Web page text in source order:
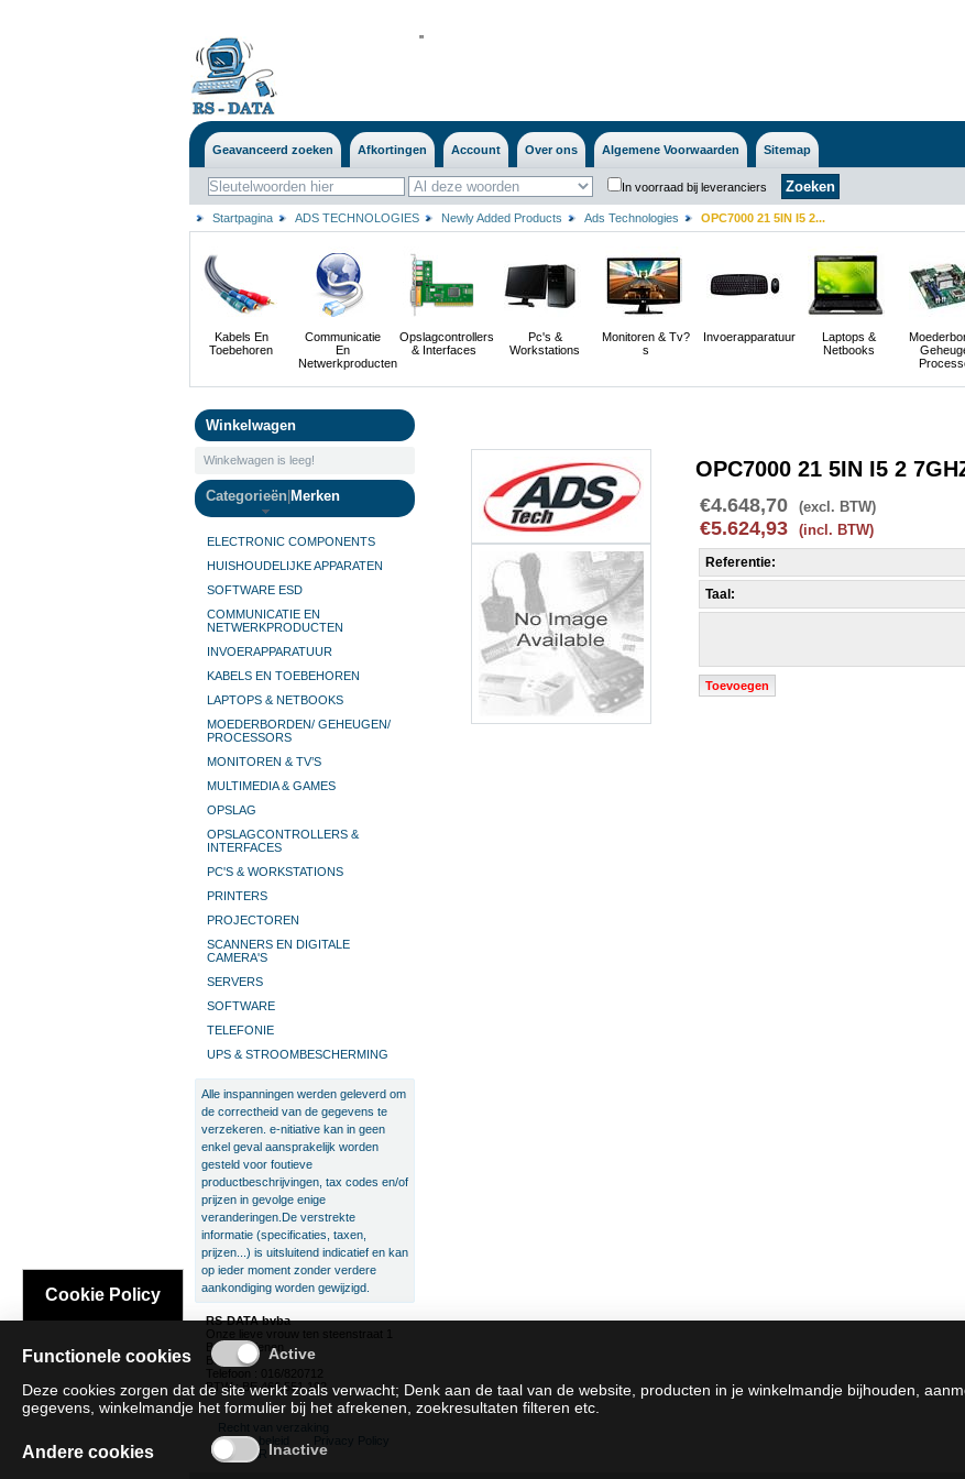
''
Geavanceerd zoeken Afkortingen Account Over ons Algemene Voorwaarden Sitemap
In voorraad bij leveranciers
Startpagina ADS TECHNOLOGIES Newly Added Products Ads Technologies OPC7000 21 5IN I5 2...
Kabels En
Toebehoren
Communicatie
En
Netwerkproducten
Opslagcontrollers
& Interfaces
Pc's &
Workstations
Monitoren & Tv?
s
Invoerapparatuur
Laptops &
Netbooks
Winkelwagen
Winkelwagen is leeg!
Categorieën Merken
ELECTRONIC COMPONENTS
HUISHOUDELIJKE APPARATEN
SOFTWARE ESD
COMMUNICATIE EN
NETWERKPRODUCTEN
INVOERAPPARATUUR
KABELS EN TOEBEHOREN
LAPTOPS & NETBOOKS
MOEDERBORDEN/ GEHEUGEN/
PROCESSORS
MONITOREN & TV’S
MULTIMEDIA & GAMES
OPSLAG
OPSLAGCONTROLLERS &
INTERFACES
PC'S & WORKSTATIONS
PRINTERS
PROJECTOREN
SCANNERS EN DIGITALE
CAMERA'S
SERVERS
SOFTWARE
TELEFONIE
UPS & STROOMBESCHERMING
Alle inspanningen werden geleverd om
de correctheid van de gegevens te
verzekeren. e-nitiative kan in geen
enkel geval aansprakelijk worden
gesteld voor foutieve
productbeschrijvingen, tax codes en/of
prijzen in gevolge enige
veranderingen.De verstrekte
informatie (specificaties, taxen,
prijzen...) is uitsluitend indicatief en kan
op ieder moment zonder verdere
aankondiging worden gewijzigd.
RS-DATA bvba
Onze lieve vrouw ten steenstraat 1
B-3300 Tienen
België
Telefoon : 016/820712
BTW : BE 466.551.192
Recht van verzaking
Cookie beleid
Privacy Policy
SAT/SAR
OPC7000 21 5IN I5 2
€4.648,70 (excl. BTW)
€5.624,93 (incl. BTW)
Referentie:
Taal:
Toevoegen
Cookie Policy
Functionele cookies
Deze cookies zorgen dat de site werkt zoals verwacht; Denk aan de taal van de website, producten in je winkelmandje bijhouden,
gegevens, winkelmandje het formulier bij het afrekenen, zoekresultaten filteren etc.
Andere cookies